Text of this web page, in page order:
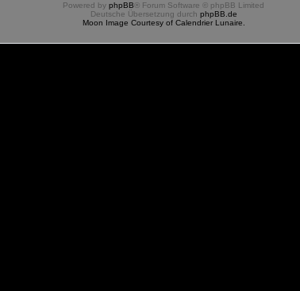
Powered by phpBB ® Forum Software © phpBB Limited
Deutsche Übersetzung durch phpBB.de
Moon Image Courtesy of Calendrier Lunaire.